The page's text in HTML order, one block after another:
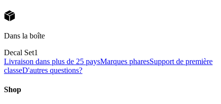
Dans la boîte
Decal Set1
Livraison dans plus de 25 paysMarques pharesSupport de première
classeD'autres questions?
Shop